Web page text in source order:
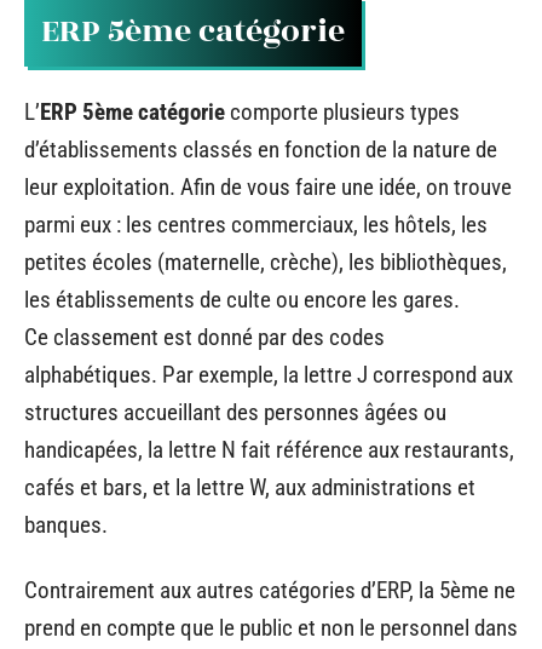
ERP 5ème catégorie
L’ERP 5ème catégorie comporte plusieurs types
d’établissements classés en fonction de la nature de
leur exploitation. Afin de vous faire une idée, on trouve
parmi eux : les centres commerciaux, les hôtels, les
petites écoles (maternelle, crèche), les bibliothèques,
les établissements de culte ou encore les gares.
Ce classement est donné par des codes
alphabétiques. Par exemple, la lettre J correspond aux
structures accueillant des personnes âgées ou
handicapées, la lettre N fait référence aux restaurants,
cafés et bars, et la lettre W, aux administrations et
banques.
Contrairement aux autres catégories d’ERP, la 5ème ne
prend en compte que le public et non le personnel dans